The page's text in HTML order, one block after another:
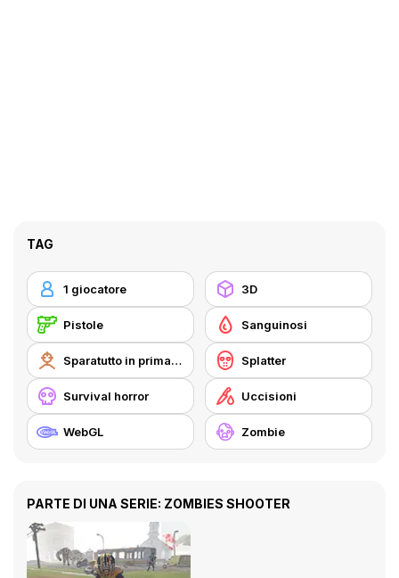
TAG
1 giocatore 3D
Pistole Sanguinosi
Sparatutto in prima persona Splatter
Survival horror Uccisioni
WebGL Zombie
PARTE DI UNA SERIE: ZOMBIES SHOOTER